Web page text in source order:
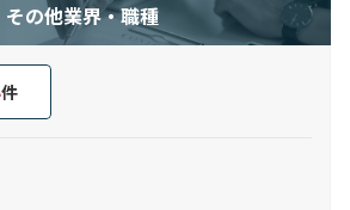
その他業界・職種
件